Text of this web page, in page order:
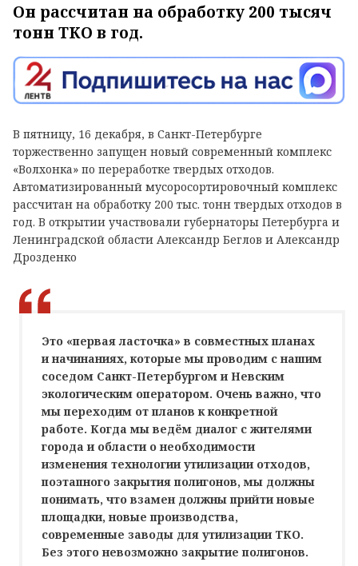
Он рассчитан на обработку 200 тысяч
тонн ТКО в год.
В пятницу, 16 декабря, в Санкт-Петербурге
торжественно запущен новый современный комплекс
«Волхонка» по переработке твердых отходов.
Автоматизированный мусоросортировочный комплекс
рассчитан на обработку 200 тыс. тонн твердых отходов в
год. В открытии участвовали губернаторы Петербурга и
Ленинградской области Александр Беглов и Александр
Дрозденко
Это «первая ласточка» в совместных планах
и начинаниях, которые мы проводим с нашим
соседом Санкт-Петербургом и Невским
экологическим оператором. Очень важно, что
мы переходим от планов к конкретной
работе. Когда мы ведём диалог с жителями
города и области о необходимости
изменения технологии утилизации отходов,
поэтапного закрытия полигонов, мы должны
понимать, что взамен должны прийти новые
площадки, новые производства,
современные заводы для утилизации ТКО.
Без этого невозможно закрытие полигонов.